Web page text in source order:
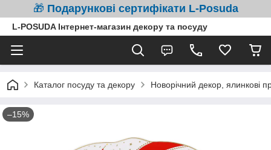
🎁 Подарункові сертифікати L-Posuda
L-POSUDA Інтернет-магазин декору та посуду
Каталог посуду та декору Новорічний декор, ялинкові
–15%